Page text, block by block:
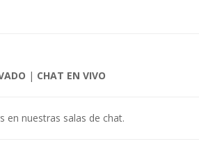
| CHAT EN VIVO
en nuestras salas de chat.